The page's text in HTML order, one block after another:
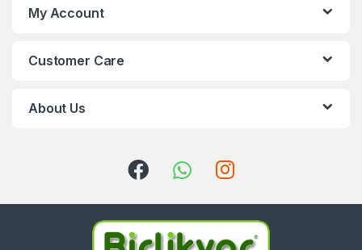
My Account
Customer Care
About Us